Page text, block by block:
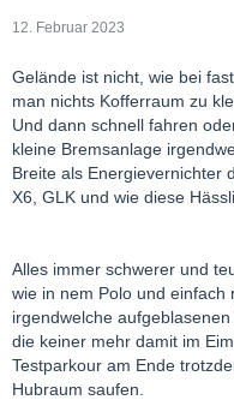
12. Februar 2023
Gelände ist nicht, wie bei
man nichts Kofferraum zu
Und dann schnell fahren
kleine Bremsanlage
Breite als Energievernichter
X6, GLK und wie diese
Alles immer schwerer und
wie in nem Polo und einfach
irgendwelche
die keiner mehr damit im
Testparkour am Ende
Hubraum saufen.